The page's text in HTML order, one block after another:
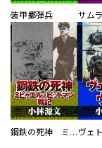
装甲擲弾兵
鋼鉄の死神 ミヒャエル・ビットマン戦記